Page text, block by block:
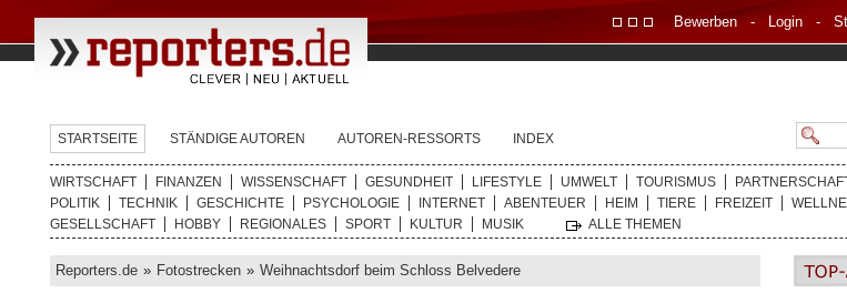
Bewerben- Login-
STARTSEITE STÄNDIGE AUTOREN AUTOREN-RESSORTS INDEX
WIRTSCHAFT FINANZEN WISSENSCHAFT GESUNDHEIT LIFESTYLE UMWELT TOURISMUS
POLITIK
TECHNIK GESCHICHTE PSYCHOLOGIE INTERNET ABENTEUER HEIM TIERE FREIZEIT
GESELLSCHAFT
HOBBY REGIONALES SPORT KULTUR MUSIK ALLE THEMEN
Reporters.de » Fotostrecken » Weihnachtsdorf beim Schloss Belvedere